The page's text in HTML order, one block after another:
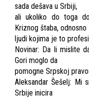
sada dešava u Srbiji,
ali ukoliko do toga
Kriznog štaba, odnosno
ljudi kojima je to
Novinar: Da li mislite
Gori moglo da
pomogne Srpskoj
Aleksandar Šešelj: Mi
Srbije inicira